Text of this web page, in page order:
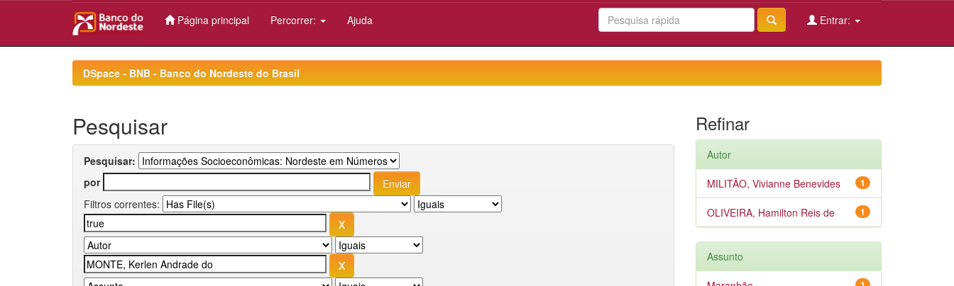
Página principal Percorrer: Ajuda Entrar:
DSpace - BNB - Banco do Nordeste do Brasil
Pesquisar
Pesquisar:
por
Filtros correntes:
Refinar
Autor
1
MILITÃO, Vivianne Benevides
1
OLIVEIRA, Hamilton Reis de
Assunto